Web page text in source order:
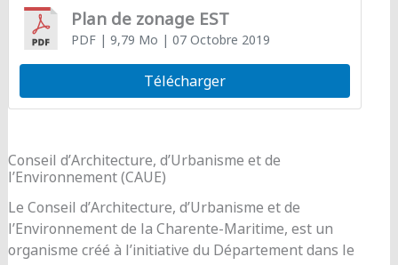
Plan de zonage EST
PDF| 9,79 Mo | 07 Octobre 2019
Télécharger
Conseil d’Architecture, d’Urbanisme et de
l’Environnement (CAUE)
Le Conseil d’Architecture, d’Urbanisme et de
l’Environnement de la Charente-Maritime, est un
organisme créé à l’initiative du Département dans le